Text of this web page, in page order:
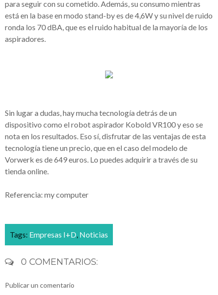
para seguir con su cometido. Además, su consumo mientras
está en la base en modo stand-by es de 4,6W y su nivel de ruido
ronda los 70 dBA, que es el ruido habitual de la mayoría de los
aspiradores.
Sin lugar a dudas, hay mucha tecnología detrás de un
dispositivo como el robot aspirador Kobold VR100 y eso se
nota en los resultados. Eso sí, disfrutar de las ventajas de esta
tecnología tiene un precio, que en el caso del modelo de
Vorwerk es de 649 euros. Lo puedes adquirir a través de su
tienda online.
Referencia: my computer
Tags: Empresas I+D, Noticias
0 COMENTARIOS:
Publicar un comentario